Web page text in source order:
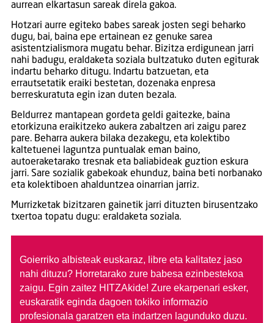
aurrean elkartasun sareak direla gakoa.
Hotzari aurre egiteko babes sareak josten segi beharko
dugu, bai, baina epe ertainean ez genuke sarea
asistentzialismora mugatu behar. Bizitza erdigunean jarri
nahi badugu, eraldaketa soziala bultzatuko duten egiturak
indartu beharko ditugu. Indartu batzuetan, eta
errautsetatik eraiki bestetan, dozenaka enpresa
berreskuratuta egin izan duten bezala.
Beldurrez mantapean gordeta geldi gaitezke, baina
etorkizuna eraikitzeko aukera zabaltzen ari zaigu parez
pare. Beharra aukera bilaka dezakegu, eta kolektibo
kaltetuenei laguntza puntualak eman baino,
autoeraketarako tresnak eta baliabideak guztion eskura
jarri. Sare sozialik gabekoak ehunduz, baina beti norbanako
eta kolektiboen ahalduntzea oinarrian jarriz.
Murrizketak bizitzaren gainetik jarri dituzten birusentzako
txertoa topatu dugu: eraldaketa soziala.
Goierriko albisteak euskaraz, libre eta kalitatez jaso
nahi dituzu? Horretarako zure babesa ezinbestekoa
zaigu. Egin zaitez HITZAkide! Zure ekarpenari esker,
euskaratik eginda dagoen tokiko informazio
profesionala garatzen eta indartzen lagunduko duzu.